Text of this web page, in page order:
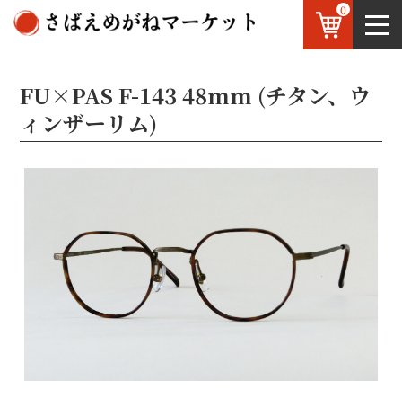
鯖江のめがね
お知らせ
0
FU×PAS F-143 48mm (チタン、ウ
ィンザーリム)